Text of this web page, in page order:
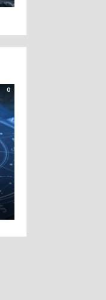
0